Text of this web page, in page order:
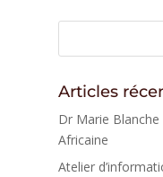
Articles
Dr Marie Blanche
Africaine
Atelier